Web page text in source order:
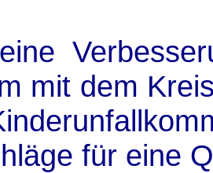
mit dem
für eine